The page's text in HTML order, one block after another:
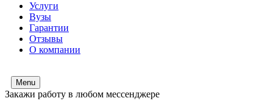
Услуги
Вузы
Гарантии
Отзывы
О компании
Menu
Закажи работу в любом мессенджере